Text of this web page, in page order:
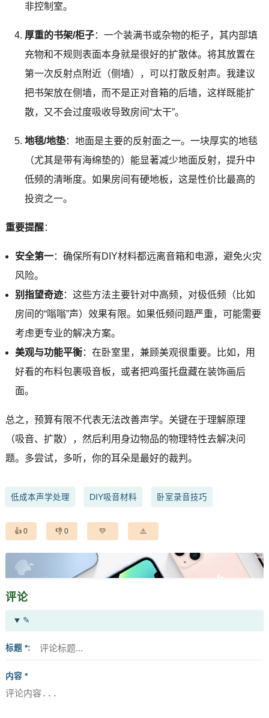
非控制室。
厚重的书架/柜子：一个装满书或杂物的柜子，其内部填
充物和不规则表面本身就是很好的扩散体。将其放置在
第一次反射点附近（侧墙），可以打散反射声。我建议
把书架放在侧墙，而不是正对音箱的后墙，这样既能扩
散，又不会过度吸收导致房间“太干”。
地毯/地垫：地面是主要的反射面之一。一块厚实的地毯
（尤其是带有海绵垫的）能显著减少地面反射，提升中
低频的清晰度。如果房间有硬地板，这是性价比最高的
投资之一。
重要提醒：
安全第一：确保所有DIY材料都远离音箱和电源，避免火灾
风险。
别指望奇迹：这些方法主要针对中高频，对极低频（比如
房间的“嗡嗡”声）效果有限。如果低频问题严重，可能需要
考虑更专业的解决方案。
美观与功能平衡：在卧室里，兼顾美观很重要。比如，用
好看的布料包裹吸音板，或者把鸡蛋托盘藏在装饰画后
面。
总之，预算有限不代表无法改善声学。关键在于理解原理
（吸音、扩散），然后利用身边物品的物理特性去解决问
题。多尝试，多听，你的耳朵是最好的裁判。
低成本声学处理 DIY吸音材料 卧室录音技巧
0 0
评论
✎
标题 *
内容 *